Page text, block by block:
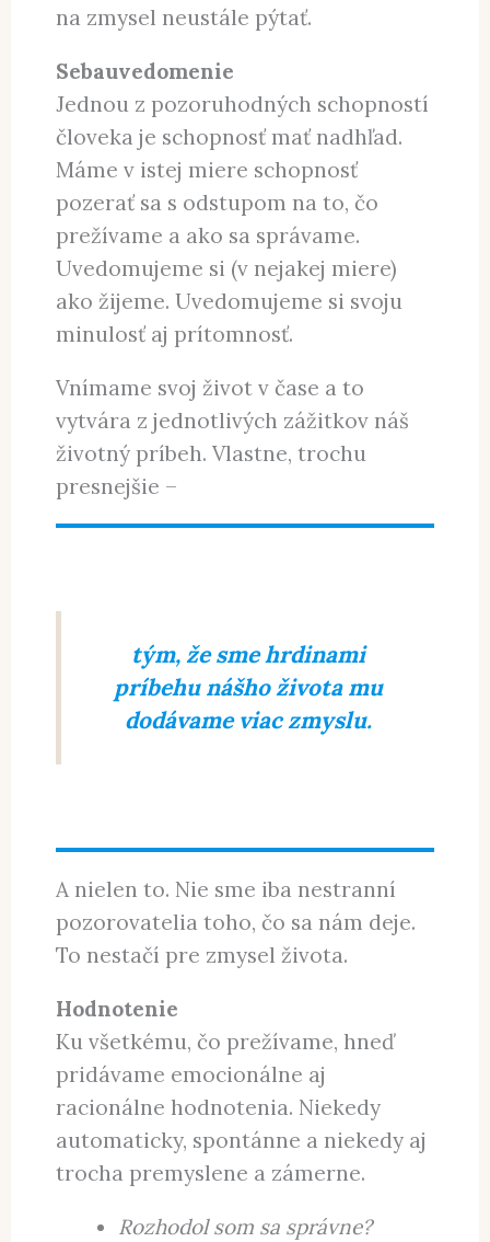
na zmysel neustále pýtať.
Sebauvedomenie
Jednou z pozoruhodných schopností
človeka je schopnosť mať nadhľad.
Máme v istej miere schopnosť
pozerať sa s odstupom na to, čo
prežívame a ako sa správame.
Uvedomujeme si (v nejakej miere)
ako žijeme. Uvedomujeme si svoju
minulosť aj prítomnosť.
Vnímame svoj život v čase a to
vytvára z jednotlivých zážitkov náš
životný príbeh. Vlastne, trochu
presnejšie –
tým, že sme hrdinami
príbehu nášho života mu
dodávame viac zmyslu.
A nielen to. Nie sme iba nestranní
pozorovatelia toho, čo sa nám deje.
To nestačí pre zmysel života.
Hodnotenie
Ku všetkému, čo prežívame, hneď
pridávame emocionálne aj
racionálne hodnotenia. Niekedy
automaticky, spontánne a niekedy aj
trocha premyslene a zámerne.
Rozhodol som sa správne?